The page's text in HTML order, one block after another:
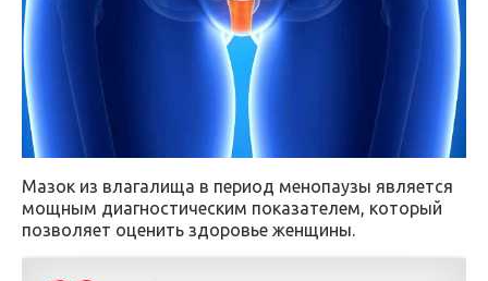
Мазок из влагалища в период менопаузы является
мощным диагностическим показателем, который
позволяет оценить здоровье женщины.